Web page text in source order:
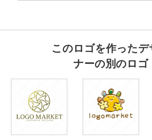
このロゴを作ったデ
ナーの別のロゴ